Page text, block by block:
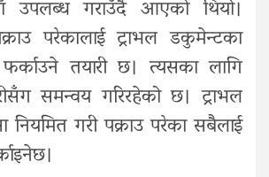
उपलब्ध गराउँदै आएको थियो।
परेकालाई ट्राभल डकुमेन्टका
तयारी छ। त्यसका लागि
समन्वय गरिरहेको छ। ट्राभल
नियमित गरी पक्राउ परेका सबैलाई